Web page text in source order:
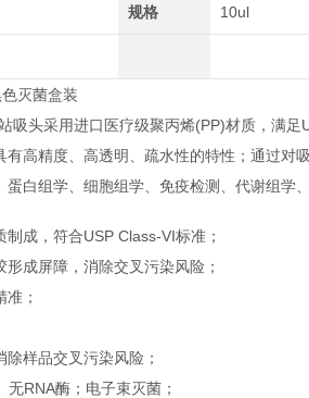
规格 10ul
灭菌盒装
吸头采用进口医疗级聚丙烯(PP)材质，满
高精度、高透明、 疏水性的特性；通过对
白组学、细胞组学、免疫检测、代谢组学
成，符合USP Class-VI标准；
成屏障，消除交叉污染风险；
；
样品交叉污染风险；
RNA酶；电子束灭菌；